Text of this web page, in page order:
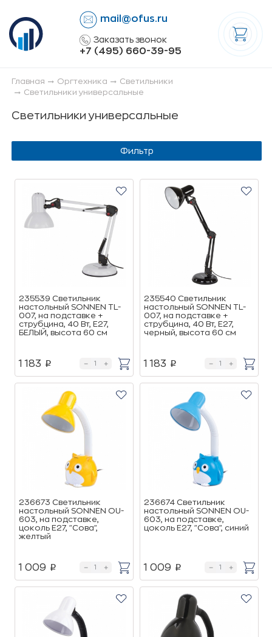
mail@ofus.ru
Заказать звонок
+7 (495) 660-39-95
Главная Оргтехника
Светильники
Светильники универсальные
Светильники универсальные
Фильтр
235539 Светильник
настольный SONNEN TL-
007, на подставке +
струбцина, 40 Вт, Е27,
БЕЛЫЙ, высота 60 см
1 183 p
235540 Светильник
настольный SONNEN TL-
007, на подставке +
струбцина, 40 Вт, Е27,
черный, высота 60 см
1 183 p
236673 Светильник
настольный SONNEN OU-
603, на подставке,
цоколь Е27, "Сова",
желтый
1 009 p
236674 Светильник
настольный SONNEN OU-
603, на подставке,
цоколь Е27, "Сова", синий
1 009 p